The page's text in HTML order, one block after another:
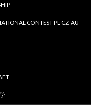
CONTEST PL-CZ-AU